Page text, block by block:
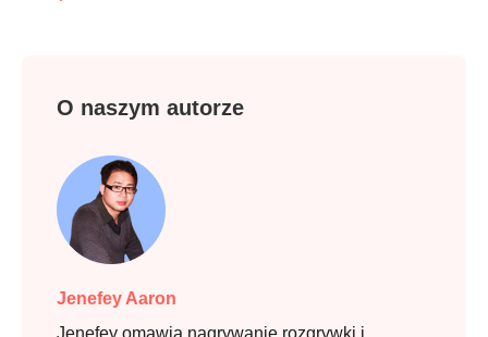
O naszym autorze
Jenefey Aaron
Jenefey omawia nagrywanie rozgrywki i